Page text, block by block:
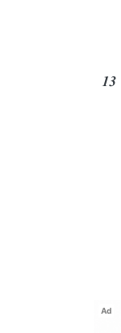
އެމްޑީޕީގެ ދަތިވެއްޖެ އިހުތިޖާޖު އޮގަސްޓް 13
Ad